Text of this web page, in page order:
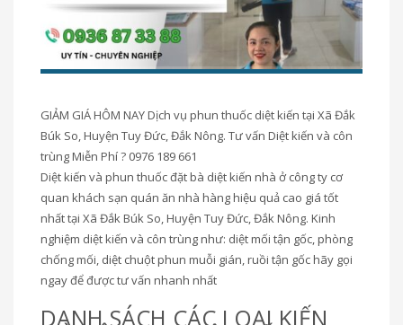
GIẢM GIÁ HÔM NAY Dịch vụ phun thuốc diệt kiến tại Xã Đắk
Búk So, Huyện Tuy Đức, Đắk Nông. Tư vấn Diệt kiến và côn
trùng Miễn Phí ? 0976 189 661
Diệt kiến và phun thuốc đặt bà diệt kiến nhà ở công ty cơ
quan khách sạn quán ăn nhà hàng hiệu quả cao giá tốt
nhất tại Xã Đắk Búk So, Huyện Tuy Đức, Đắk Nông. Kinh
nghiệm diệt kiến và côn trùng như: diệt mối tận gốc, phòng
chống mối, diệt chuột phun muỗi gián, ruồi tận gốc hãy gọi
ngay để được tư vấn nhanh nhất
DANH SÁCH CÁC LOẠI KIẾN